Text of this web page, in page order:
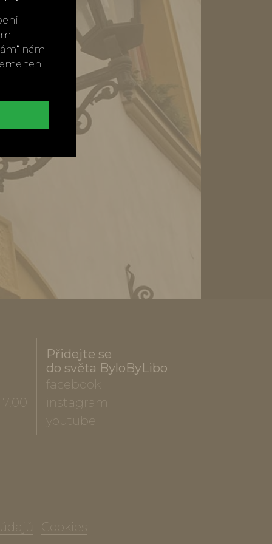
Přidejte se
do světa ByloByLibo
facebook
instagram
youtube
Cookies
nám
ten